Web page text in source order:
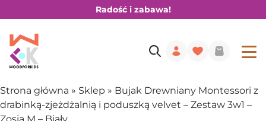
Radość i zabawa!
Strona główna » Sklep » Bujak Drewniany Montessori z
drabinką-zjeżdżalnią i poduszką velvet – Zestaw 3w1 –